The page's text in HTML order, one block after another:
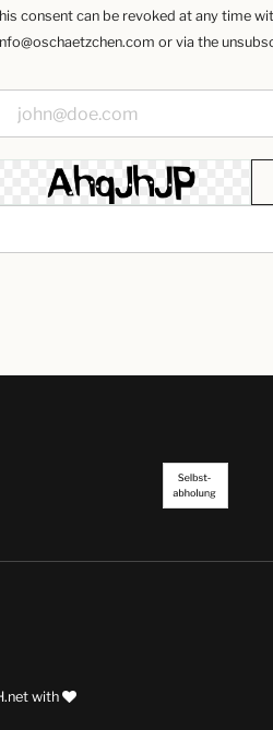
consent can be revoked at any time
or via the
with